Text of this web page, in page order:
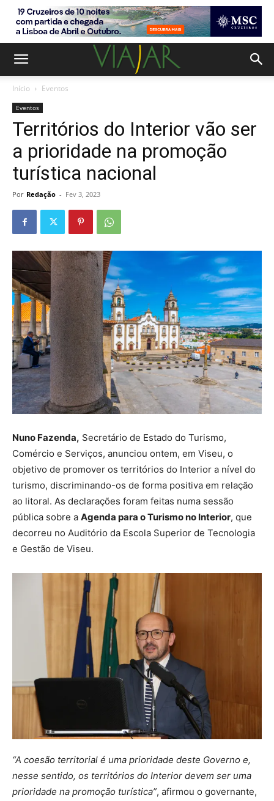
Início Eventos
Eventos
Territórios do Interior vão ser
a prioridade na promoção
turística nacional
Por Redação - Fev 3, 2023
Nuno Fazenda, Secretário de Estado do Turismo,
Comércio e Serviços, anunciou ontem, em Viseu, o
objetivo de promover os territórios do Interior a nível do
turismo, discriminando-os de forma positiva em relação
ao litoral. As declarações foram feitas numa sessão
pública sobre a Agenda para o Turismo no Interior, que
decorreu no Auditório da Escola Superior de Tecnologia
e Gestão de Viseu.
“A coesão territorial é uma prioridade deste Governo e,
nesse sentido, os territórios do Interior devem ser uma
prioridade na promoção turística”, afirmou o governante,